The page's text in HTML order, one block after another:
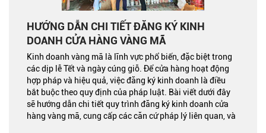
HƯỚNG DẪN CHI TIẾT ĐĂNG KÝ KINH
DOANH CỬA HÀNG VÀNG MÃ
Kinh doanh vàng mã là lĩnh vực phổ biến, đặc biệt trong
các dịp lễ Tết và ngày cúng giỗ. Để cửa hàng hoạt động
hợp pháp và hiệu quả, việc đăng ký kinh doanh là điều
bắt buộc theo quy định của pháp luật. Bài viết dưới đây
sẽ hướng dẫn chi tiết quy trình đăng ký kinh doanh cửa
hàng vàng mã, cung cấp các căn cứ pháp lý liên quan, và